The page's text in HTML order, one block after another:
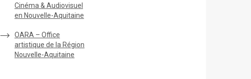
Cinéma & Audiovisuel
en Nouvelle-Aquitaine
OARA – Office
artistique de la Région
Nouvelle-Aquitaine